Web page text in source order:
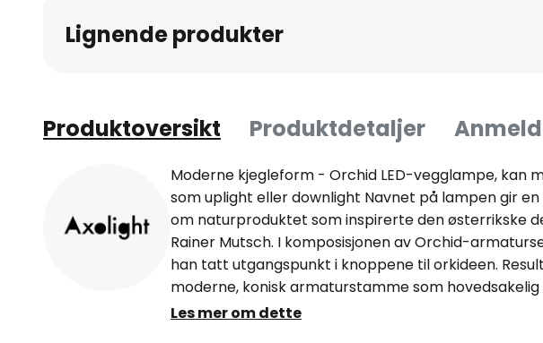
bildegalleri
Lignende produkter
Produktoversikt Produktdetaljer
Moderne kjegleform - Orchid LED-vegglampe, kan
som uplight eller downlight Navnet på lampen gir
om naturproduktet som inspirerte den østerrikske
Rainer Mutsch. I komposisjonen av Orchid-
han tatt utgangspunkt i knoppene til orkideen.
moderne, konisk armaturstamme som
lyset diffust ut i rommet. Den opaliserende diffusoren
Les mer om dette